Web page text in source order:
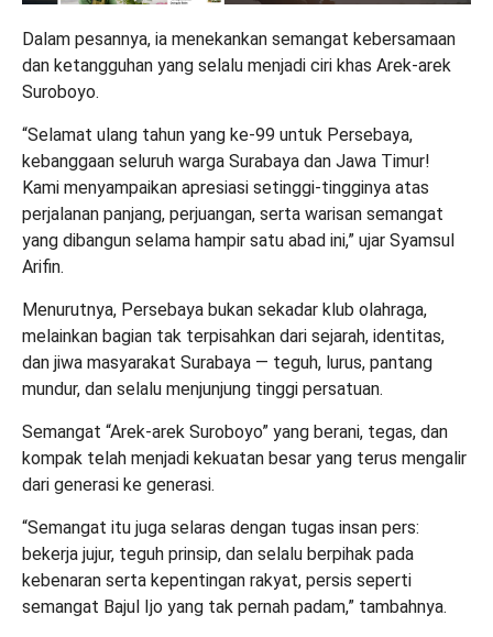
Dalam pesannya, ia menekankan semangat kebersamaan
dan ketangguhan yang selalu menjadi ciri khas Arek‑arek
Suroboyo.
“Selamat ulang tahun yang ke‑99 untuk Persebaya,
kebanggaan seluruh warga Surabaya dan Jawa Timur!
Kami menyampaikan apresiasi setinggi‑tingginya atas
perjalanan panjang, perjuangan, serta warisan semangat
yang dibangun selama hampir satu abad ini,” ujar Syamsul
Arifin.
Menurutnya, Persebaya bukan sekadar klub olahraga,
melainkan bagian tak terpisahkan dari sejarah, identitas,
dan jiwa masyarakat Surabaya — teguh, lurus, pantang
mundur, dan selalu menjunjung tinggi persatuan.
Semangat “Arek‑arek Suroboyo” yang berani, tegas, dan
kompak telah menjadi kekuatan besar yang terus mengalir
dari generasi ke generasi.
“Semangat itu juga selaras dengan tugas insan pers:
bekerja jujur, teguh prinsip, dan selalu berpihak pada
kebenaran serta kepentingan rakyat, persis seperti
semangat Bajul Ijo yang tak pernah padam,” tambahnya.